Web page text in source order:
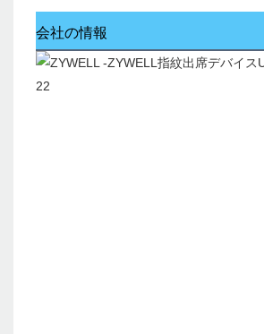
会社の情報